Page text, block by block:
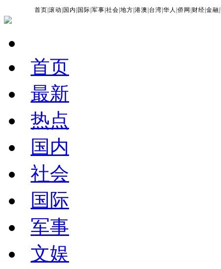
首页 |滚动 国内 国际 |军事 |社会 |地方 |港澳 台湾 |华人 |侨网 财经 |金融 |
首页
最新
热点
国内
社会
国际
军事
文娱